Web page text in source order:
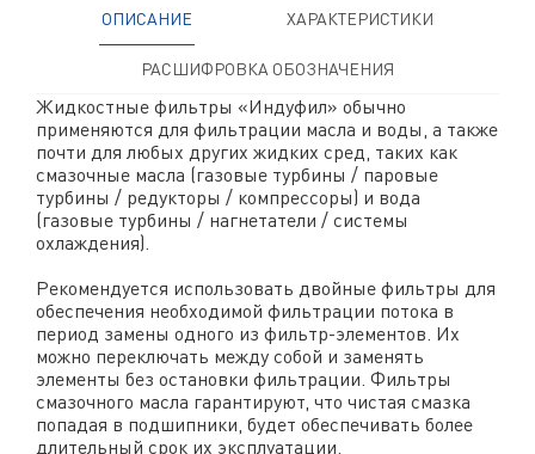
ОПИСАНИЕ ХАРАКТЕРИСТИКИ
РАСШИФРОВКА ОБОЗНАЧЕНИЯ
Жидкостные фильтры «Индуфил» обычно
применяются для фильтрации масла и воды, а также
почти для любых других жидких сред, таких как
смазочные масла (газовые турбины / паровые
турбины / редукторы / компрессоры) и вода
(газовые турбины / нагнетатели / системы
охлаждения).
Рекомендуется использовать двойные фильтры для
обеспечения необходимой фильтрации потока в
период замены одного из фильтр-элементов. Их
можно переключать между собой и заменять
элементы без остановки фильтрации. Фильтры
смазочного масла гарантируют, что чистая смазка
попадая в подшипники, будет обеспечивать более
длительный срок их эксплуатации.